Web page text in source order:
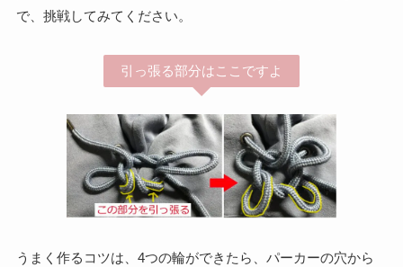
で、挑戦してみてください。
引っ張る部分はここですよ
うまく作るコツは、4つの輪ができたら、パーカーの穴から